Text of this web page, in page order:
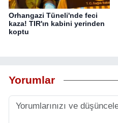
Orhangazi Tüneli'nde feci
kaza! TIR'ın kabini yerinden
koptu
Yorumlar